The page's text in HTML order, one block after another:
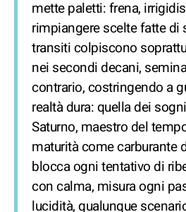
mette paletti: frena,
rimpiangere scelte fatte di
transiti colpiscono
nei secondi decani,
contrario, costringendo a
realtà dura: quella dei
Saturno, maestro del
maturità come carburante
blocca ogni tentativo di
con calma, misura ogni
lucidità, qualunque